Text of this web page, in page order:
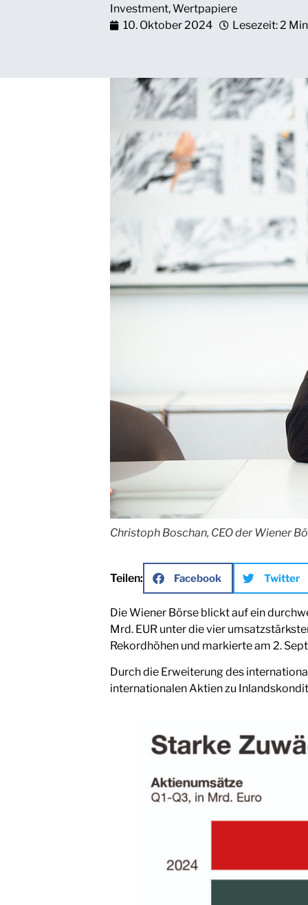
Investment,Wertpapiere
10. Oktober 2024
Lesezeit: 2 Min
Christoph Boschan, CEO der Wiener
Teilen: Facebook Twitter
Die Wiener Börse blickt auf ein
Mrd. EUR unter die vier
Rekordhöhen und markierte am 2.
Durch die Erweiterung des
internationalen Aktien zu